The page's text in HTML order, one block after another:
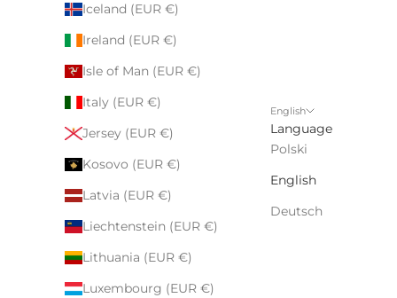
Iceland (EUR €)
Ireland (EUR €)
Isle of Man (EUR €)
Italy (EUR €)
Jersey (EUR €)
Kosovo (EUR €)
Latvia (EUR €)
Liechtenstein (EUR €)
Lithuania (EUR €)
Luxembourg (EUR €)
English
Language
Polski
English
Deutsch